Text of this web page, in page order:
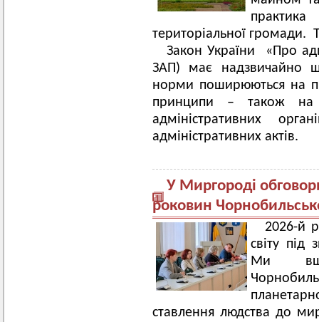
територіальної громади.
Закон України «Про
ЗАП) має надзвичайно
норми поширюються на
принципи – також на
адміністративних
адміністративних актів.
У Миргороді
роковин
2026-й
світу під
Ми
ставлення людства до